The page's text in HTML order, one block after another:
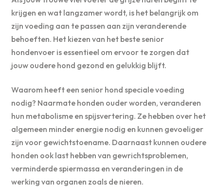
krijgen en wat langzamer wordt, is het belangrijk om
zijn voeding aan te passen aan zijn veranderende
behoeften. Het kiezen van het beste senior
hondenvoer is essentieel om ervoor te zorgen dat
jouw oudere hond gezond en gelukkig blijft.
Waarom heeft een senior hond speciale voeding
nodig? Naarmate honden ouder worden, veranderen
hun metabolisme en spijsvertering. Ze hebben over het
algemeen minder energie nodig en kunnen gevoeliger
zijn voor gewichtstoename. Daarnaast kunnen oudere
honden ook last hebben van gewrichtsproblemen,
verminderde spiermassa en veranderingen in de
werking van organen zoals de nieren.